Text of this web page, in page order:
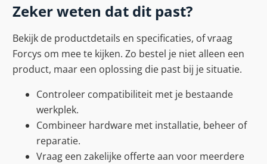
Zeker weten dat dit past?
Bekijk de productdetails en specificaties, of vraag
Forcys om mee te kijken. Zo bestel je niet alleen een
product, maar een oplossing die past bij je situatie.
Controleer compatibiliteit met je bestaande
werkplek.
Combineer hardware met installatie, beheer of
reparatie.
Vraag een zakelijke offerte aan voor meerdere